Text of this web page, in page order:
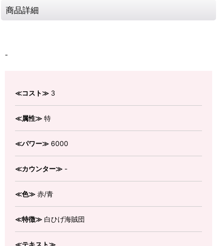
商品詳細
-
≪コスト≫ 3
≪属性≫ 特
≪パワー≫ 6000
≪カウンター≫ -
≪色≫ 赤/青
≪特徴≫ 白ひげ海賊団